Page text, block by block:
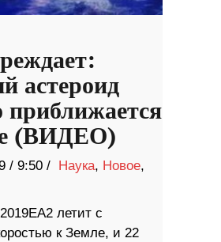
астероид
приближается
(ВИДЕО)
/ 9:50 / Наука, Новое,
летит с
к Земле, и 22